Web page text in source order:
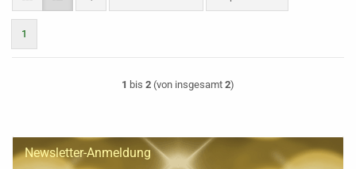
1
1 bis 2 (von insgesamt 2)
Newsletter-Anmeldung